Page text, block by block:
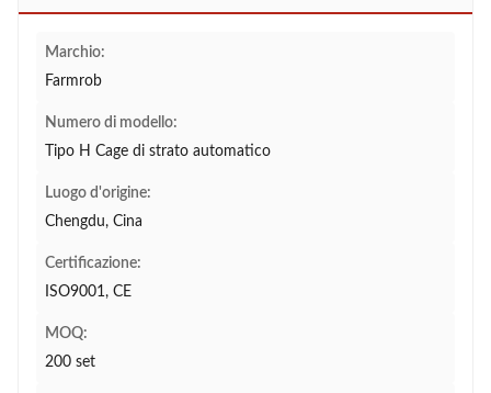
Marchio:
Farmrob
Numero di modello:
Tipo H Cage di strato automatico
Luogo d'origine:
Chengdu, Cina
Certificazione:
ISO9001, CE
MOQ:
200 set